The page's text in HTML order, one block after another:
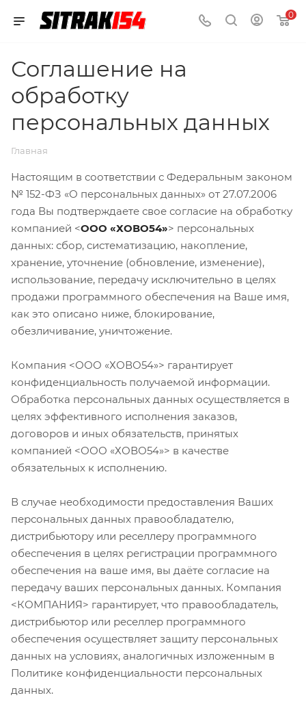
0
Соглашение на
обработку
персональных данных
Главная
Настоящим в соответствии с Федеральным законом
№ 152-ФЗ «О персональных данных» от 27.07.2006
года Вы подтверждаете свое согласие на обработку
компанией <ООО «ХОВО54»> персональных
данных: сбор, систематизацию, накопление,
хранение, уточнение (обновление, изменение),
использование, передачу исключительно в целях
продажи программного обеспечения на Ваше имя,
как это описано ниже, блокирование,
обезличивание, уничтожение.
Компания <ООО «ХОВО54»> гарантирует
конфиденциальность получаемой информации.
Обработка персональных данных осуществляется в
целях эффективного исполнения заказов,
договоров и иных обязательств, принятых
компанией <ООО «ХОВО54»> в качестве
обязательных к исполнению.
В случае необходимости предоставления Ваших
персональных данных правообладателю,
дистрибьютору или реселлеру программного
обеспечения в целях регистрации программного
обеспечения на ваше имя, вы даёте согласие на
передачу ваших персональных данных. Компания
<КОМПАНИЯ> гарантирует, что правообладатель,
дистрибьютор или реселлер программного
обеспечения осуществляет защиту персональных
данных на условиях, аналогичных изложенным в
Политике конфиденциальности персональных
данных.